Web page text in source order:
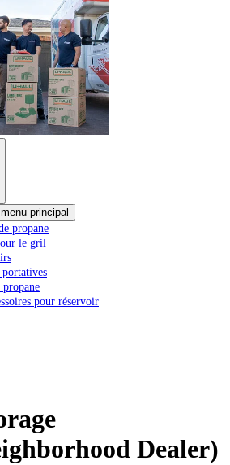
principal
propane
le gril
propane
pour réservoir
Dealer)